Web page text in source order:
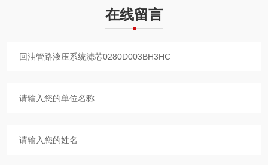
在线留言